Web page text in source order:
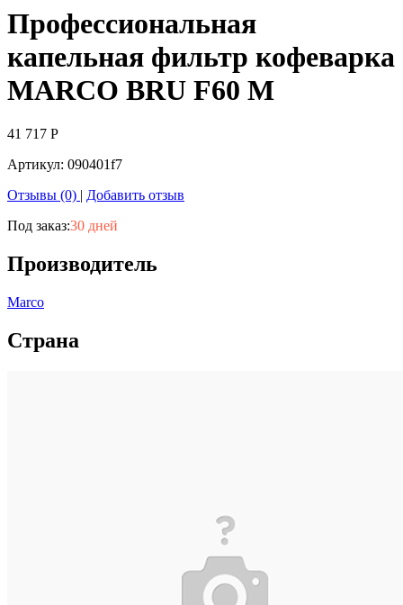
Профессиональная
капельная фильтр кофеварка
MARCO BRU F60 M
41 717 Р
Артикул: 090401f7
Отзывы (0) | Добавить отзыв
Под заказ:30 дней
Производитель
Marco
Страна